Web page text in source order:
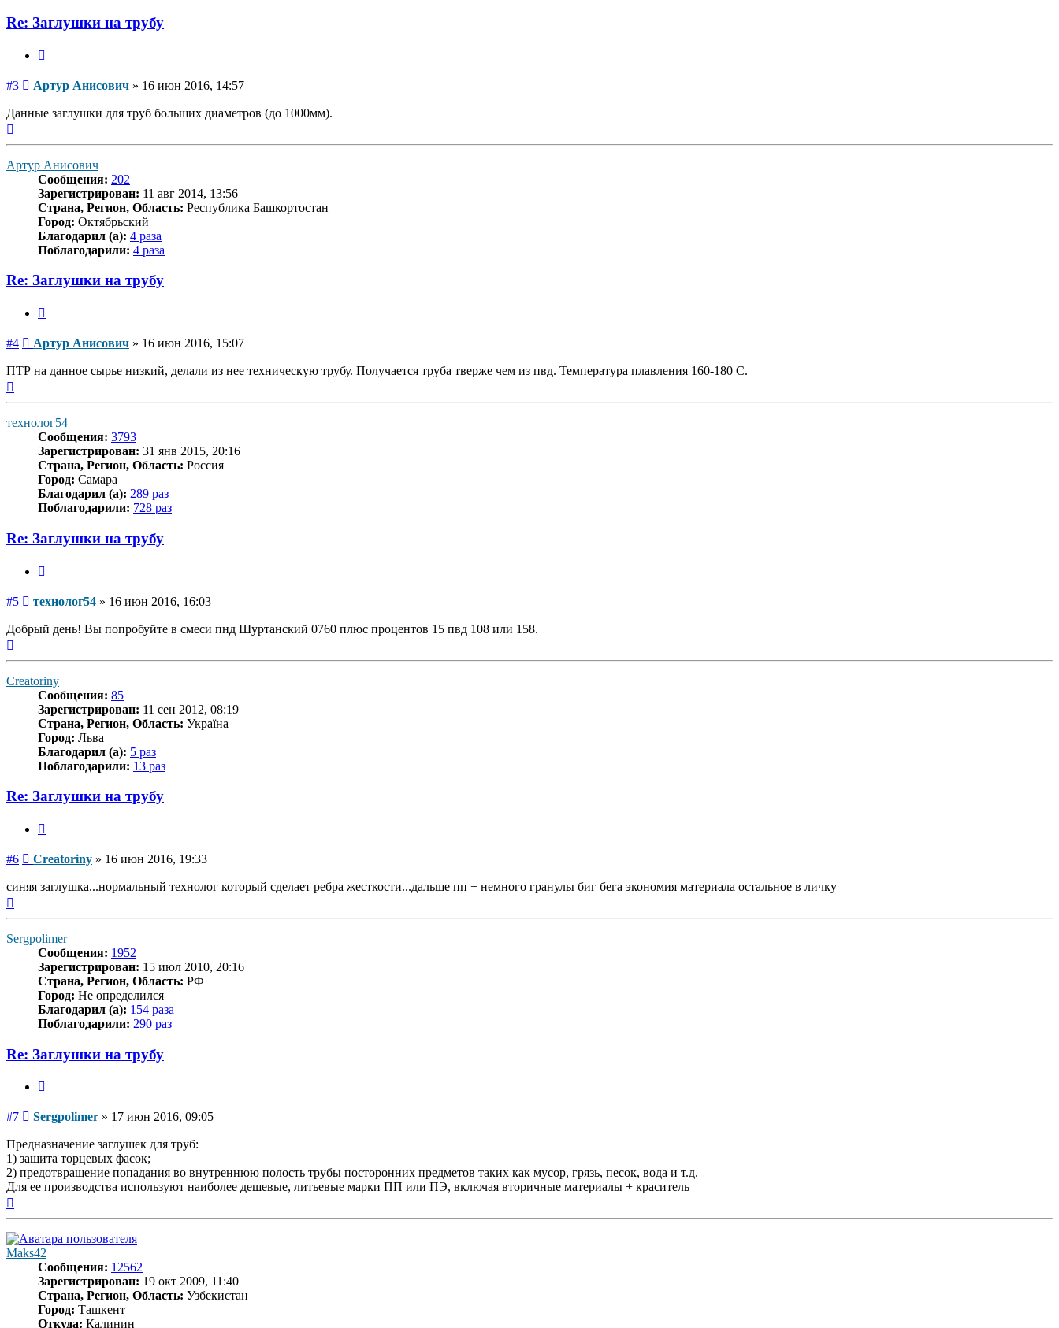
Re: Заглушки на трубу
#3 Сообщение
Артур Анисович » 16 июн 2016, 14:57
Данные заглушки для труб больших диаметров (до 1000мм).
Артур Анисович
Сообщения: 202
Зарегистрирован: 11 авг 2014, 13:56
Страна, Регион, Область: Республика Башкортостан
Город: Октябрьский
Благодарил (а): 4 раза
Поблагодарили: 4 раза
Re: Заглушки на трубу
#4 Сообщение
Артур Анисович » 16 июн 2016, 15:07
ПТР на данное сырье низкий, делали из нее техническую трубу. Получается труба тверже чем из пвд. Температура плавления 160-180 С.
технолог54
Сообщения: 3793
Зарегистрирован: 31 янв 2015, 20:16
Страна, Регион, Область: Россия
Город: Самара
Благодарил (а): 289 раз
Поблагодарили: 728 раз
Re: Заглушки на трубу
#5 Сообщение
технолог54 » 16 июн 2016, 16:03
Добрый день! Вы попробуйте в смеси пнд Шуртанский 0760 плюс процентов 15 пвд 108 или 158.
Creatoriny
Сообщения: 85
Зарегистрирован: 11 сен 2012, 08:19
Страна, Регион, Область: Україна
Город: Льва
Благодарил (а): 5 раз
Поблагодарили: 13 раз
Re: Заглушки на трубу
#6 Сообщение
Creatoriny » 16 июн 2016, 19:33
синяя заглушка...нормальный технолог который сделает ребра жесткости...дальше пп + немного гранулы биг бега экономия материала остальное в личку
Sergpolimer
Сообщения: 1952
Зарегистрирован: 15 июл 2010, 20:16
Страна, Регион, Область: РФ
Город: Не определился
Благодарил (а): 154 раза
Поблагодарили: 290 раз
Re: Заглушки на трубу
#7 Сообщение
Sergpolimer » 17 июн 2016, 09:05
Предназначение заглушек для труб:
1) защита торцевых фасок;
2) предотвращение попадания во внутреннюю полость трубы посторонних предметов таких как мусор, грязь, песок, вода и т.д.
Для ее производства используют наиболее дешевые, литьевые марки ПП или ПЭ, включая вторичные материалы + краситель
к
началу
Maks42
Сообщения: 12562
Зарегистрирован: 19 окт 2009, 11:40
Страна, Регион, Область: Узбекистан
Город: Ташкент
Откуда: Калинин